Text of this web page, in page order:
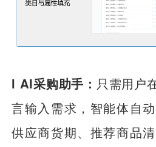
l AI采购助手： 只需用户
言输入需求，智能体自
供应商货期、推荐商品